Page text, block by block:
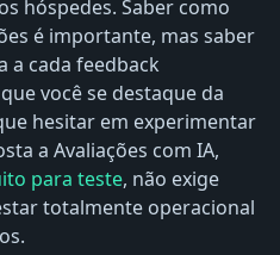
hóspedes. Saber como
é importante, mas saber
a cada feedback
você se destaque da
hesitar em experimentar
a Avaliações com IA,
para teste, não exige
totalmente operacional